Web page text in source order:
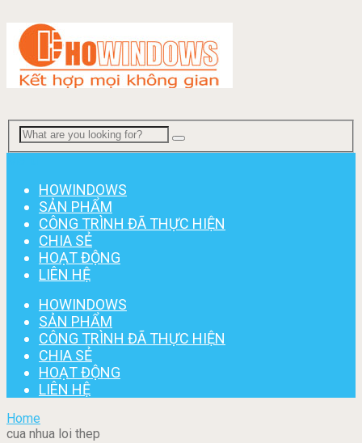
HOWINDOWS
SẢN PHẨM
CÔNG TRÌNH ĐÃ THỰC HIỆN
CHIA SẺ
HOẠT ĐỘNG
LIÊN HỆ
HOWINDOWS
SẢN PHẨM
CÔNG TRÌNH ĐÃ THỰC HIỆN
CHIA SẺ
HOẠT ĐỘNG
LIÊN HỆ
Home
cua nhua loi thep